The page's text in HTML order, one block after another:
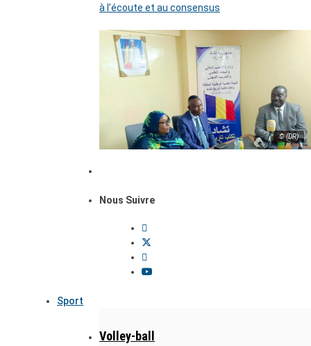
à l’écoute et au consensus
© (DR)
Nous Suivre
Sport
Volley-ball